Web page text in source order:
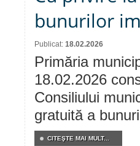
bunurilor
Publicat: 18.02.2026
Primăria
18.02.2026
Consiliului
gratuită a
CITEŞTE MAI MULT...